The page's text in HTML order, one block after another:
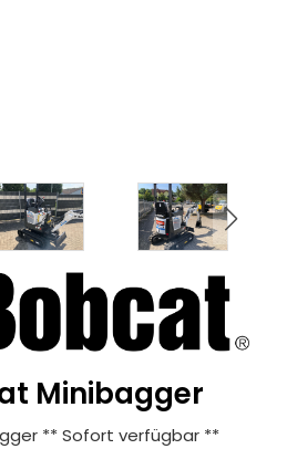
Minibagger
** Sofort verfügbar **